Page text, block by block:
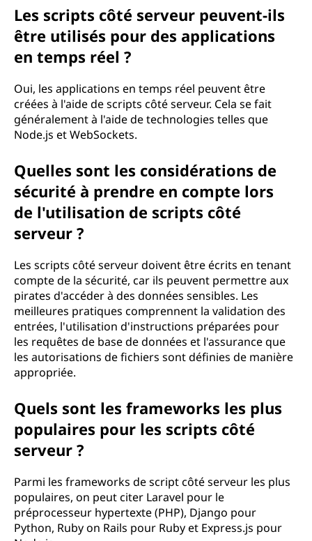
Les scripts côté serveur peuvent-ils
être utilisés pour des applications
en temps réel ?
Oui, les applications en temps réel peuvent être
créées à l'aide de scripts côté serveur. Cela se fait
généralement à l'aide de technologies telles que
Node.js et WebSockets.
Quelles sont les considérations de
sécurité à prendre en compte lors
de l'utilisation de scripts côté
serveur ?
Les scripts côté serveur doivent être écrits en tenant
compte de la sécurité, car ils peuvent permettre aux
pirates d'accéder à des données sensibles. Les
meilleures pratiques comprennent la validation des
entrées, l'utilisation d'instructions préparées pour
les requêtes de base de données et l'assurance que
les autorisations de fichiers sont définies de manière
appropriée.
Quels sont les frameworks les plus
populaires pour les scripts côté
serveur ?
Parmi les frameworks de script côté serveur les plus
populaires, on peut citer Laravel pour le
préprocesseur hypertexte (PHP), Django pour
Python, Ruby on Rails pour Ruby et Express.js pour